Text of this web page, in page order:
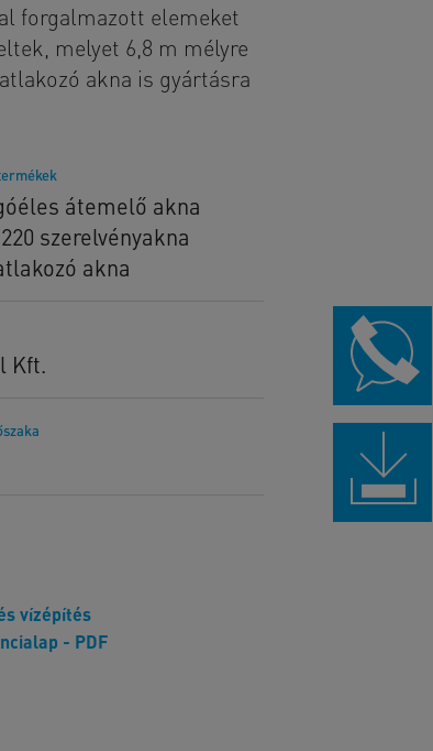
forgalmazott elemeket
melyet 6,8 m mélyre
akna is gyártásra
átemelő akna
szerelvényakna
akna
Kft.
vízépítés
- PDF